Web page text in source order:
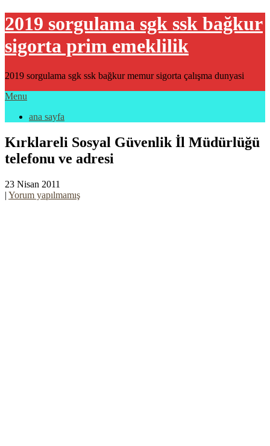
2019 sorgulama sgk ssk bağkur
sigorta prim emeklilik
2019 sorgulama sgk ssk bağkur memur sigorta çalışma dunyasi
Menu
ana sayfa
Kırklareli Sosyal Güvenlik İl Müdürlüğü
telefonu ve adresi
23 Nisan 2011
| Yorum yapılmamış